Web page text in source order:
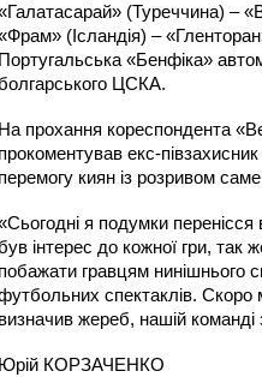
(Туреччина) –
(Ісландія) –
Португальська «Бенфіка»
ЦСКА.
На прохання кореспондента
прокоментував екс-
перемогу киян із розривом
я подумки
інтерес до кожної гри, так
побажати гравцям нинішнього
спектаклів. Скоро
визначив жереб, нашій команді
Юрій КОРЗАЧЕНКО